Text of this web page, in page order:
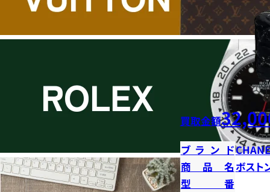
買取金額
ブランド
商品名ボスト
型番